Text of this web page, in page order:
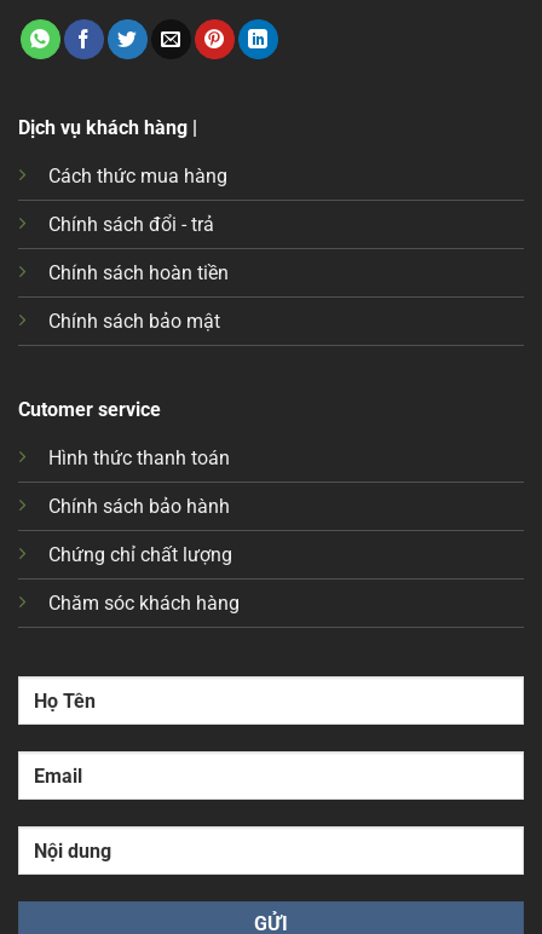
Dịch vụ khách hàng |
Cách thức mua hàng
Chính sách đổi - trả
Chính sách hoàn tiền
Chính sách bảo mật
Cutomer service
Hình thức thanh toán
Chính sách bảo hành
Chứng chỉ chất lượng
Chăm sóc khách hàng